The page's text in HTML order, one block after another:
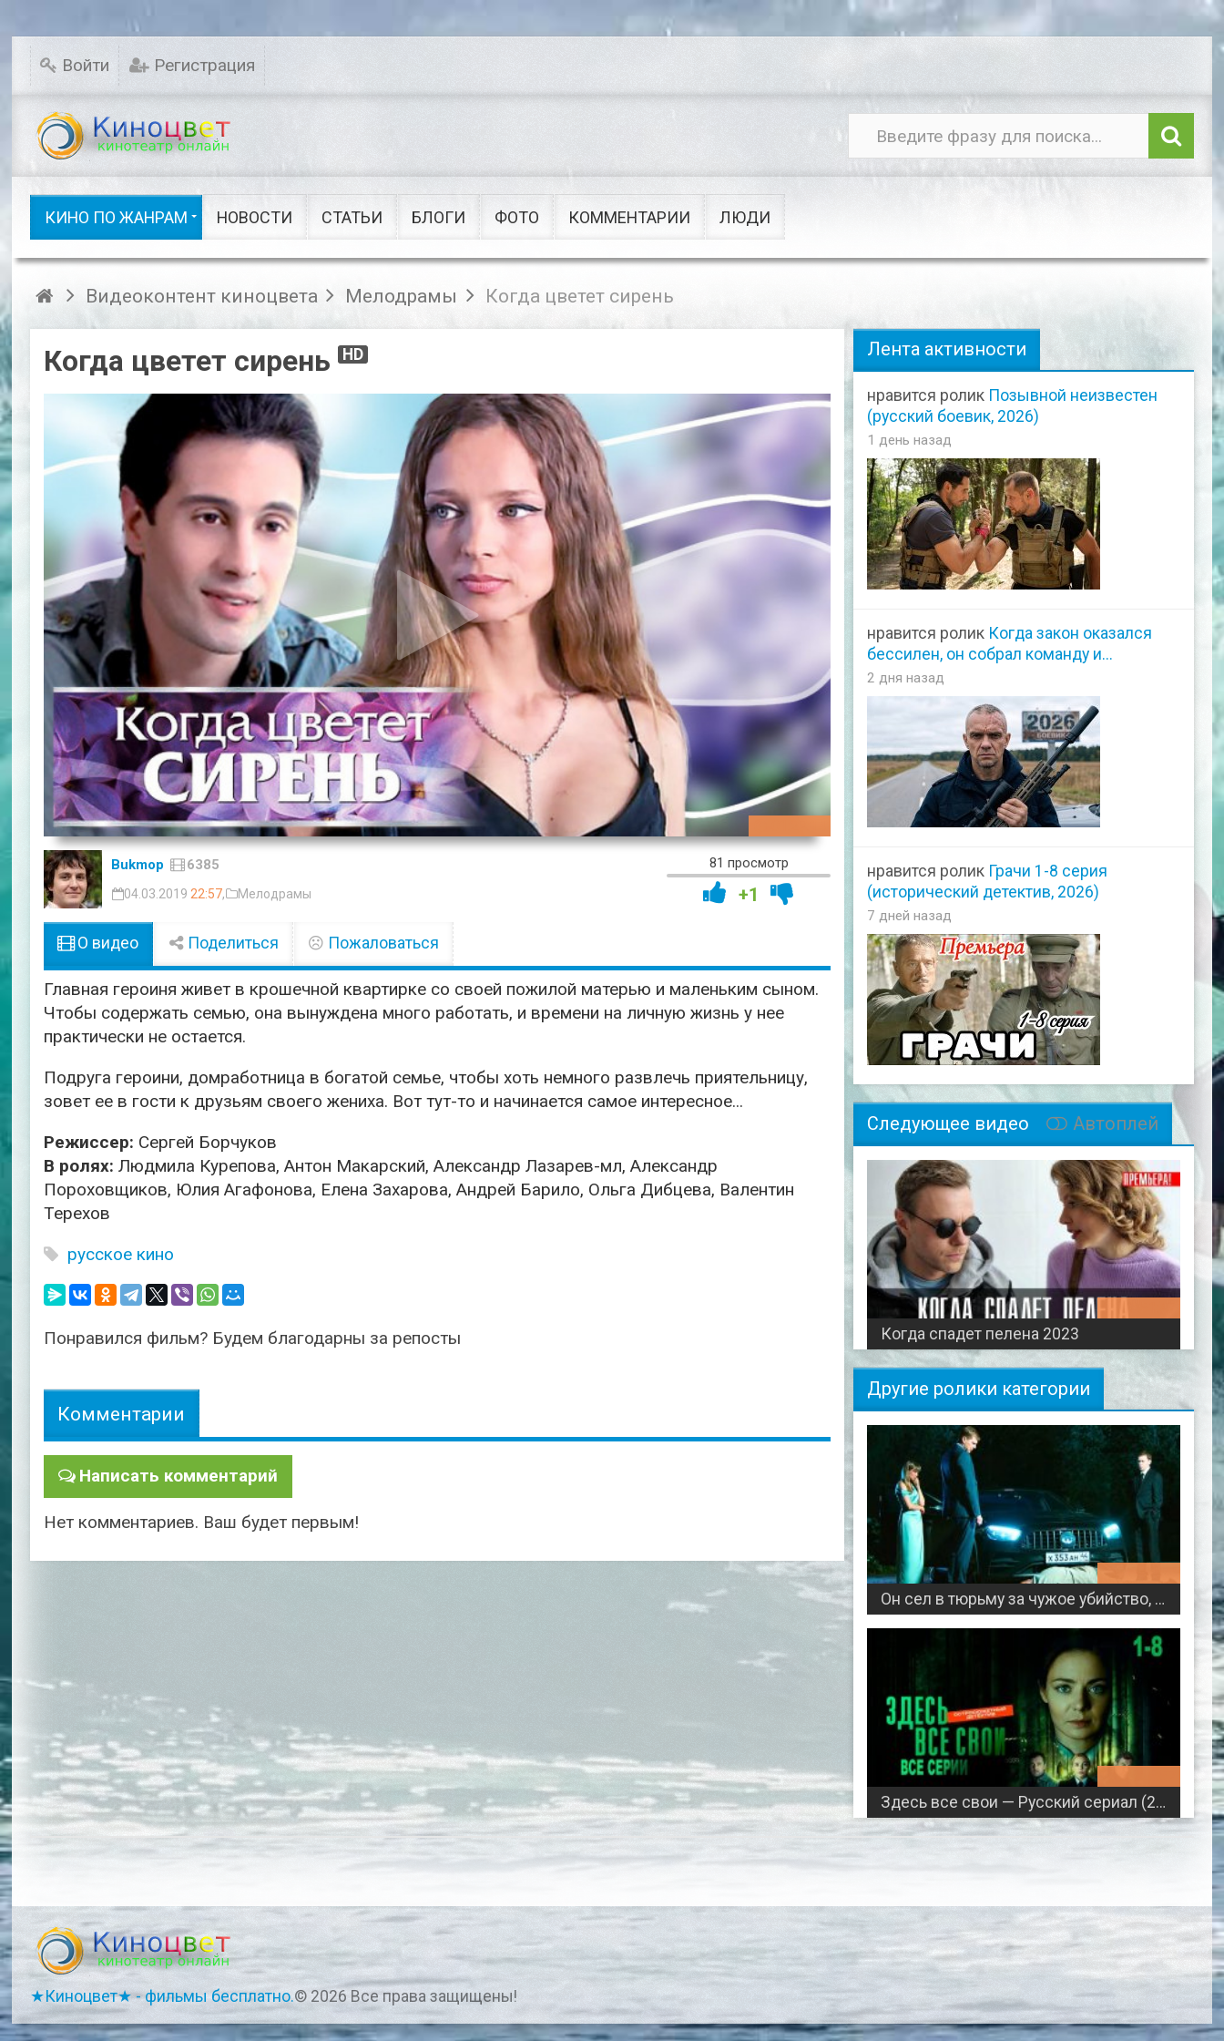
Войти Регистрация
Кино по жанрам
КИНО ПО ЖАНРАМ
Комедии Исторические
Детективы Семейные Приключения
Русское кино
Ужасы Фэнтези Мультфильмы
Сказки Шоу видео Клипы
Поп
НОВОСТИ СТАТЬИ БЛОГИ ФОТО КОММЕНТАРИИ ЛЮДИ
Видеоконтент киноцвета Мелодрамы Когда цветет сирень
Когда цветет сирень HD
81 просмотр
+1
Bukmop 6385
04.03.2019 22:57, Мелодрамы
О видео Поделиться Пожаловаться
Главная героиня живет в крошечной квартирке со своей пожилой матерью и маленьким сыном.
Чтобы содержать семью, она вынуждена много работать, и времени на личную жизнь у нее
практически не остается.
Подруга героини, домработница в богатой семье, чтобы хоть немного развлечь приятельницу,
зовет ее в гости к друзьям своего жениха. Вот тут-то и начинается самое интересное...
Режиссер: Сергей Борчуков
В ролях:Людмила Курепова, Антон Макарский, Александр Лазарев-мл, Александр
Пороховщиков, Юлия Агафонова, Елена Захарова, Андрей Барило, Ольга Дибцева, Валентин
Терехов
русское кино
Понравился фильм? Будем благодарны за репосты
Комментарии
Написать комментарий
Нет комментариев. Ваш будет первым!
Лента активности
нравится ролик Позывной неизвестен
(русский боевик, 2026)
1 день назад
нравится ролик Когда закон оказался
бессилен, он собрал команду и...
2 дня назад
нравится ролик Грачи 1-8 серия
(исторический детектив, 2026)
7 дней назад
Следующее видео Автоплей
Когда спадет пелена 2023
Другие ролики категории
Он сел в тюрьму за чужое убийство, а когда вернулся - началась МЕСТЬ / Соль по вкусу
Здесь все свои — Русский сериал (2025)
★Киноцвет★ - фильмы бесплатно.© 2026 Все права защищены!